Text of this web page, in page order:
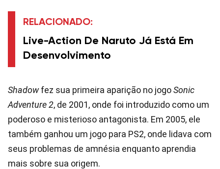
RELACIONADO:
Live-Action De Naruto Já Está Em
Desenvolvimento
Shadowfez sua primeira aparição no jogoSonic
Adventure 2, de 2001, onde foi introduzido como um
poderoso e misterioso antagonista. Em 2005, ele
também ganhou um jogo para PS2, onde lidava com
seus problemas de amnésia enquanto aprendia
mais sobre sua origem.